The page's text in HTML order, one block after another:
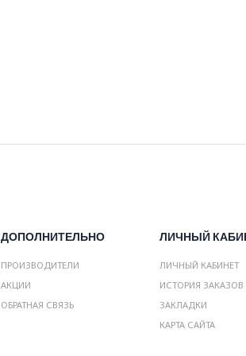
ДОПОЛНИТЕЛЬНО
ПРОИЗВОДИТЕЛИ
АКЦИИ
ОБРАТНАЯ СВЯЗЬ
ЛИЧНЫЙ
ЛИЧНЫЙ КАБИНЕТ
ИСТОРИЯ ЗАКАЗОВ
ЗАКЛАДКИ
КАРТА САЙТА